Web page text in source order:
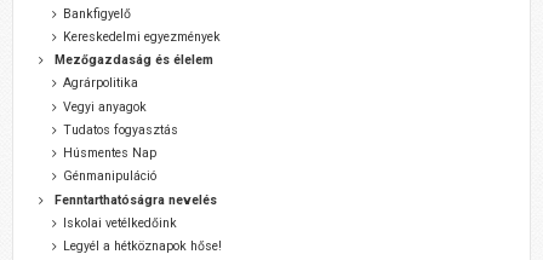
Bankfigyelő
Kereskedelmi egyezmények
Mezőgazdaság és élelem
Agrárpolitika
Vegyi anyagok
Tudatos fogyasztás
Húsmentes Nap
Génmanipuláció
Fenntarthatóságra nevelés
Iskolai vetélkedőink
Legyél a hétköznapok hőse!